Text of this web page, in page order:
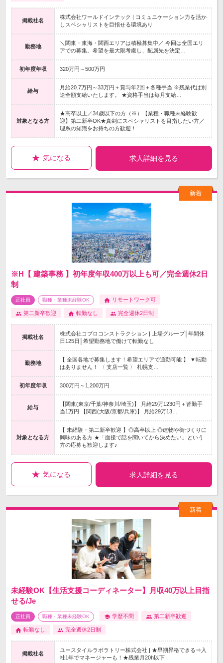
掲載社名
株式会社ワールドインテック | コミュニケーション力を活か
しスペシャリストを目指せる環境あり
勤務地
＼関東・東海・関西エリアは積極募集中／ 今回は全国エリ
アでの募集。希望を最大限考慮し、配属先を決定…
初年度年収 320万円～500万円
給与
月給20.7万円～33万円＋賞与年2回＋各種手当 ※残業代は別
途全額支給いたします。 ★資格手当は毎月支給…
対象となる方
★高卒以上／34歳以下の方（※）【業種・職種未経験歓
迎】第二新卒OK★真剣にスペシャリストを目指したい方／
理系の知識をお持ちの方歓迎！
気になる 求人詳細を見る
※H【 建築事務 】初年度年収400万以上も可／完全週休2日
制
正社員 職種・業種未経験OK リモートワーク可
第二新卒歓迎 転勤なし 完全週休2日制
掲載社名
株式会社コプロコンストラクション | 上場グループ│年間休
日125日│希望勤務地で働けて転勤なし
勤務地
【 全国各地で募集します！希望エリアで通勤可能 】 ▼転勤
はありません！ 〈 支店一覧 〉 札幌支…
初年度年収 300万円～1,200万円
給与
【関東(東京/千葉/神奈川/埼玉)】 月給29万1230円＋皆勤手
当1万円 【関西(大阪/京都/兵庫)】 月給29万13…
対象となる方
【 未経験・第二新卒歓迎 】◎高卒以上 ◎建物や街づくりに
興味のある方 ★「面接で話を聞いてから決めたい」という
方の応募も歓迎します♪
気になる 求人詳細を見る
未経験OK【生活支援コーディネーター】月収40万以上目指
せる/Je
正社員 職種・業種未経験OK 学歴不問 第二新卒歓迎
転勤なし 完全週休2日制
掲載社名
ユースタイルラボラトリー株式会社 | ★早期昇格できる⇒入
社1年でマネージャーも！★残業月20h以下